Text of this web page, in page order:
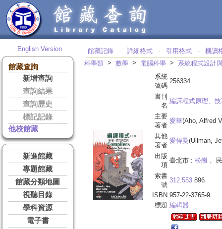
English Version
館藏查詢
新增查詢
查詢結果
查詢歷史
標記記錄
他校館藏
新進館藏
專題館藏
館藏分類地圖
視聽目錄
學科資源
電子書
館藏記錄 ‧ 詳細格式 ‧ 引用格式 ‧
機讀
科學類 > 數學 > 電腦科學 > 系統程式設計
系統
號碼
256334
書刊
名
編譯程式原理、
主要
著者
愛華(Aho, Alfred
其他
著者
愛得曼(Ullman,
出版
項
臺北市 : 松崗 ，
索書
號
312.553 896
ISBN 957-22-3765-9
標題 編輯器